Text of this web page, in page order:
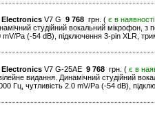
Electronics V7 G 9 768 грн. ( є в наявності
студійний вокальний мікрофон, з
mV/Pa (-54 dB), підключення 3-pin XLR,
Electronics V7 G-25AE 9 768 грн. ( є в
видання. Динамічний студійний
Гц, чутливість 2.0 mV/Pa (-54 dB),